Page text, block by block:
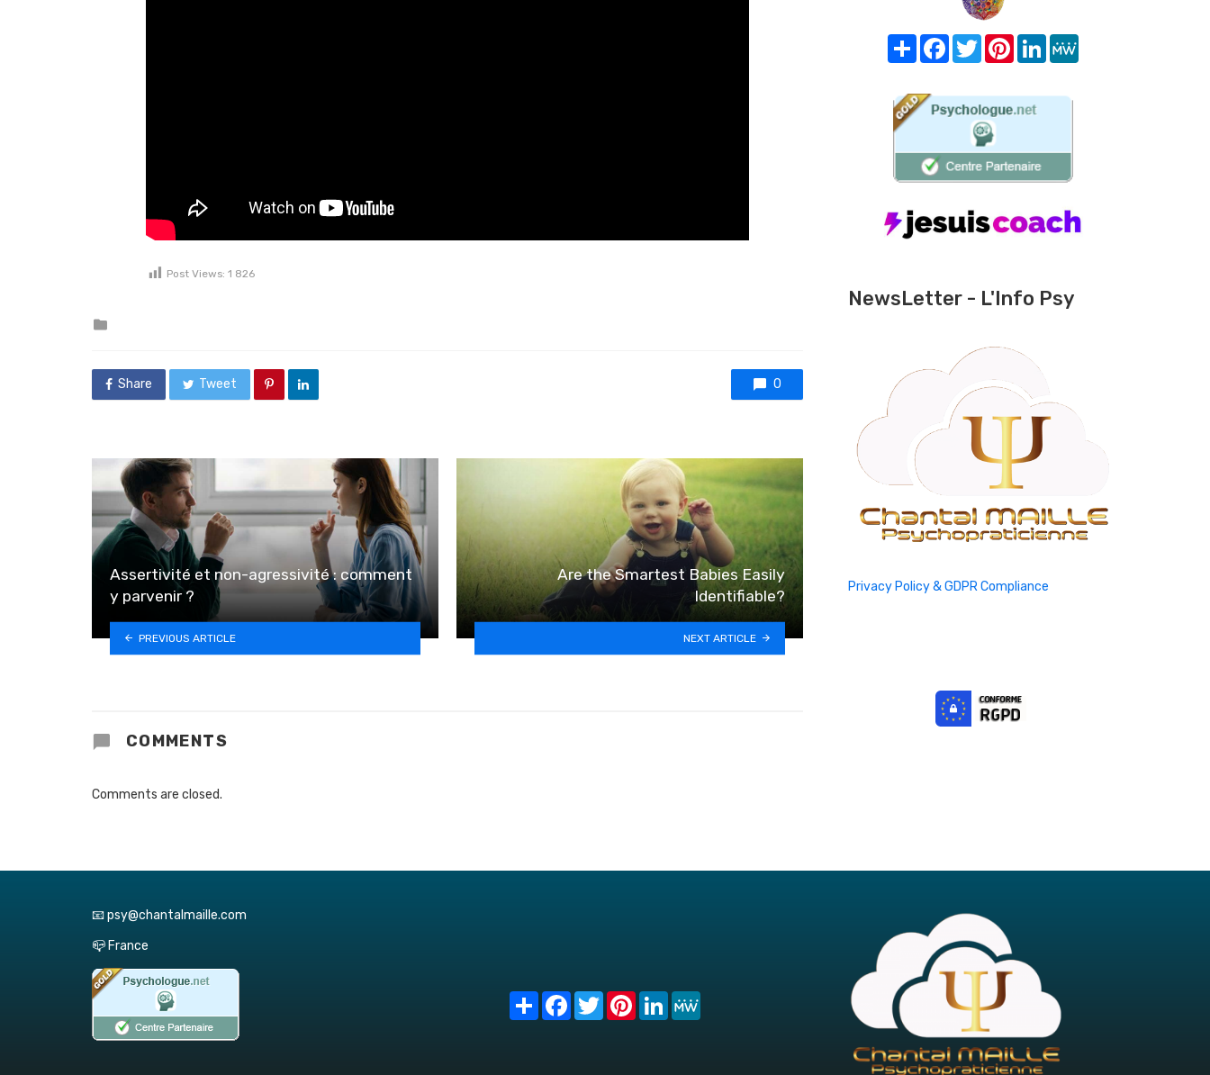
Post Views: 1 826
Share Tweet 0
Assertivité et non-agressivité : comment
y parvenir ?
PREVIOUS ARTICLE
Are the Smartest Babies Easily
Identifiable?
NEXT ARTICLE
COMMENTS
Comments are closed.
Share FacebookTwitterPinterest
LinkedIn
NewsLetter - L'Info Psy
Privacy Policy & GDPR Compliance
📧 psy@chantalmaille.com
📪 France
Share FacebookTwitterPinterest
LinkedIn